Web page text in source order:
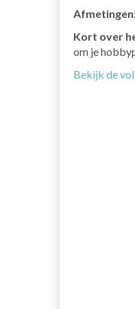
Kort over
om je
Bekijk de